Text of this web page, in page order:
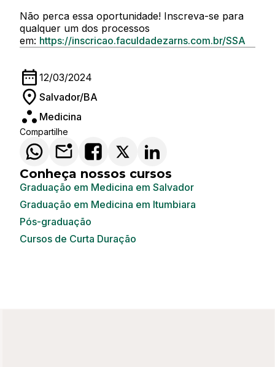
Não perca essa oportunidade! Inscreva-se para
qualquer um dos processos
em: https://inscricao.faculdadezarns.com.br/SSA
12/03/2024
Salvador/BA
Medicina
Compartilhe
Conheça nossos cursos
Graduação em Medicina em Salvador
Graduação em Medicina em Itumbiara
Pós-graduação
Cursos de Curta Duração